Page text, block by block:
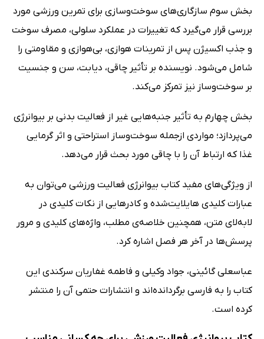
بخش سوم سازگاری‌های سوخت‌وسازی برای تمرین ورزشی مورد
بررسی قرار می‌گیرد که تغییرات در عملکرد سلولی، مصرف سوخت
و جذب اکسیژن پس از تمرینات هوازی، بی‌هوازی و مقاومتی را
شامل می‌شود. نویسنده بر تأثیر چاقی، دیابت، سن و جنسیت
بر سوخت‌وساز نیز تمرکز می‌کند.
بخش چهارم به تأثیر جنبه‌هایی غیر از فعالیت بدنی بر بیوانرژی
می‌پردازد؛ مواردی ازجمله سوخت‌وساز استراحتی و اثر گرمایی
غذا که ارتباط آن را با چاقی مورد بحث قرار می‌دهد.
از ویژگی‌های مفید کتاب بیوانرژی فعالیت ورزشی می‌توان به
عبارات کلیدی هایلایت‌شده و کادرهایی از نکات کلیدی در
لابه‌لای متن، همچنین خلاصه‌‌ی مطلب، واژه‌های کلیدی و مرور
پرسش‌ها در آخر هر فصل اشاره کرد.
عباسعلی گائینی، جواد وکیلی و فاطمه غفاریان سرکندی این
کتاب را به فارسی برگردانده‌اند و انتشارات حتمی آن را منتشر
کرده است.